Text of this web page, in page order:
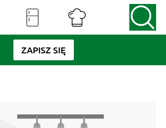
ZAPISZ SIĘ